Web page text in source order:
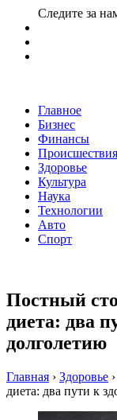
Следите за
Главное
Бизнес
Финансы
Происшествия
Здоровье
Культура
Наука
Технологии
Авто
Спорт
Постный
диета: два
долголетию
Главная › Здоровье ›
диета: два пути к